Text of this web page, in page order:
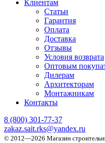
Клиентам
Статьи
Гарантия
Оплата
Доставка
Отзывы
Условия возврата
Оптовым
Дилерам
Архитекторам
Монтажникам
Контакты
8 (800) 301-77-37
zakaz.sait.rks@yandex.ru
© 2012—2026 Магазин